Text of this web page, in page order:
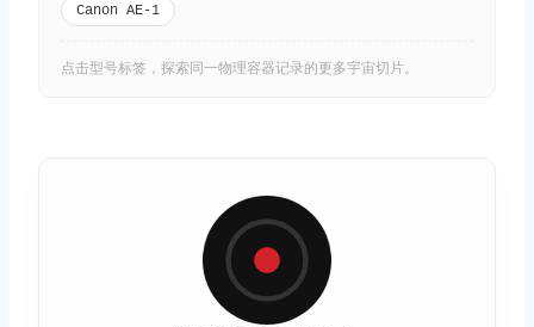
Canon AE-1
点击型号标签，探索同一物理容器记录的更多宇宙切片。